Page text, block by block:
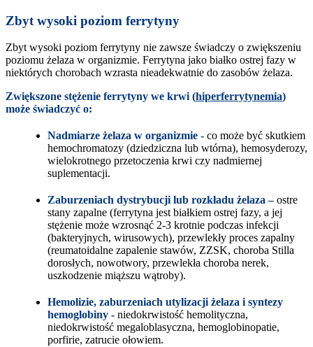
Zbyt wysoki poziom ferrytyny
Zbyt wysoki poziom ferrytyny nie zawsze świadczy o zwiększeniu
poziomu żelaza w organizmie. Ferrytyna jako białko ostrej fazy w
niektórych chorobach wzrasta nieadekwatnie do zasobów żelaza.
Zwiększone stężenie ferrytyny we krwi (hiperferrytynemia)
może świadczyć o:
Nadmiarze żelaza w organizmie - co może być skutkiem
hemochromatozy (dziedziczna lub wtórna), hemosyderozy,
wielokrotnego przetoczenia krwi czy nadmiernej
suplementacji.
Zaburzeniach dystrybucji lub rozkładu żelaza –ostre
stany zapalne (ferrytyna jest białkiem ostrej fazy, a jej
stężenie może wzrosnąć 2-3 krotnie podczas infekcji
(bakteryjnych, wirusowych), przewlekły proces zapalny
(reumatoidalne zapalenie stawów, ZZSK, choroba Stilla
dorosłych, nowotwory, przewlekła choroba nerek,
uszkodzenie miąższu wątroby).
Hemolizie, zaburzeniach utylizacji żelaza i syntezy
hemoglobiny - niedokrwistość hemolityczna,
niedokrwistość megaloblasyczna, hemoglobinopatie,
porfirie, zatrucie ołowiem.